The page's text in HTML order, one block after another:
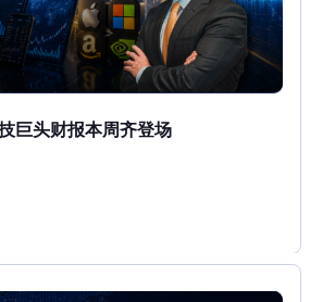
巨头财报本周齐登场